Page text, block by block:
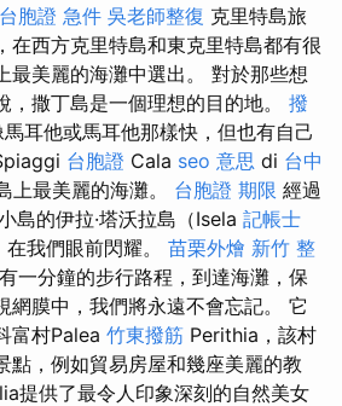
台胞證 急件 吳老師整復 克里特島旅
在西方克里特島和東克里特島都有很
最美麗的海灘中選出。 對於那些想
，撒丁島是一個理想的目的地。 撥
耳他或馬耳他那樣快，但也有自己
台胞證 Cala seo 意思 di 台中
上最美麗的海灘。 台胞證 期限 經過
島的伊拉·塔沃拉島（Isela 記帳士
我們眼前閃耀。 苗栗外燴 新竹 整
一分鐘的步行路程，到達海灘，保
網膜中，我們將永遠不會忘記。 它
富村Palea 竹東撥筋 Perithia，該村
點，例如貿易房屋和幾座美麗的教
提供了最令人印象深刻的自然美女